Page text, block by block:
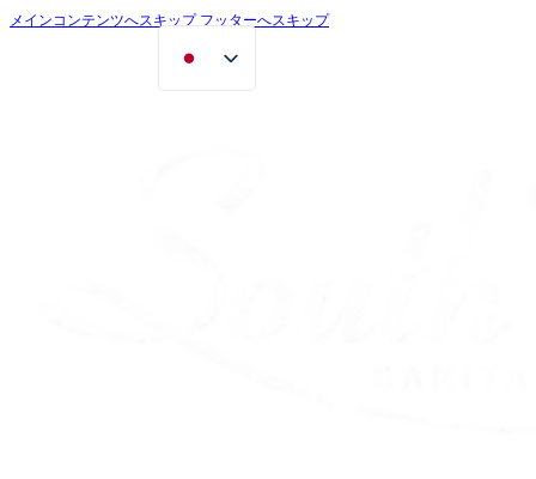
メインコンテンツへスキップ フッターへスキップ